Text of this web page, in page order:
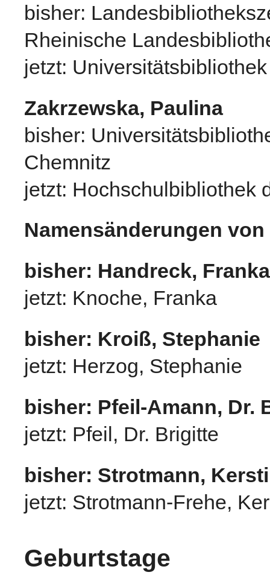
bisher:
Rheinische
jetzt:
Zakrzewska, Paulina
bisher:
Chemnitz
jetzt: Hochschulbibliothek
Namensänderungen
bisher: Handreck, Franka
jetzt: Knoche, Franka
bisher: Kroiß, Stephanie
jetzt: Herzog, Stephanie
bisher: Pfeil-Amann, Dr.
jetzt: Pfeil, Dr. Brigitte
bisher: Strotmann,
jetzt: Strotmann-Frehe,
Geburtstage